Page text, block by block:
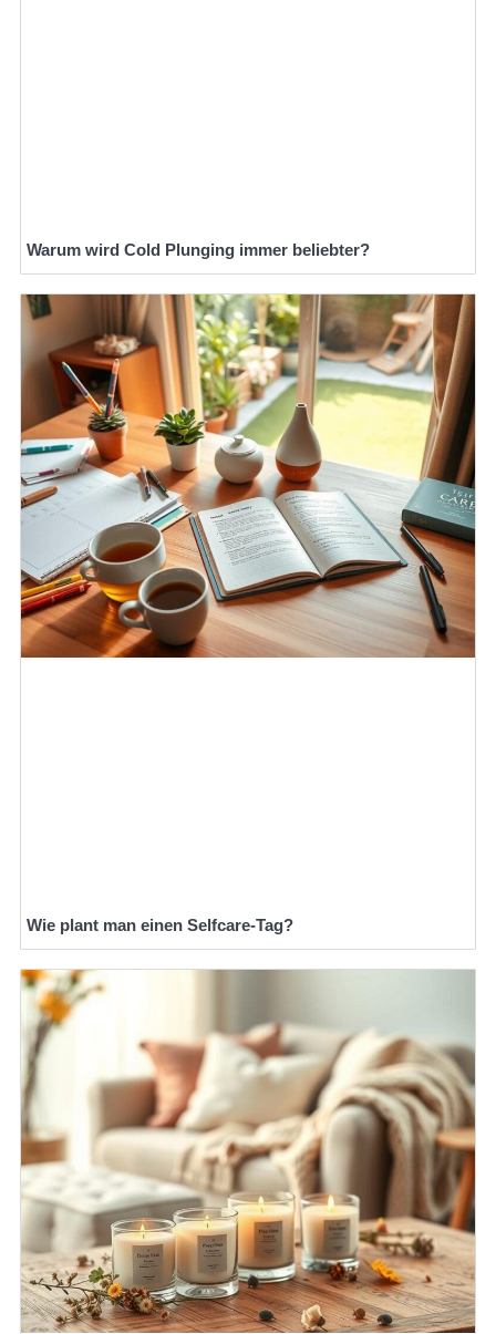
Warum wird Cold Plunging immer beliebter?
Wie plant man einen Selfcare-Tag?